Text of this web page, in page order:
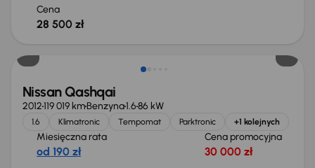
Cena
28 500 zł
Nissan Qashqai
2012119 019 kmBenzyna1.686 kW
1.6 Klimatronic Tempomat Parktronic +1 kolejnych
Miesięczna rata
od 190 zł
Cena promocyjna
30 000 zł